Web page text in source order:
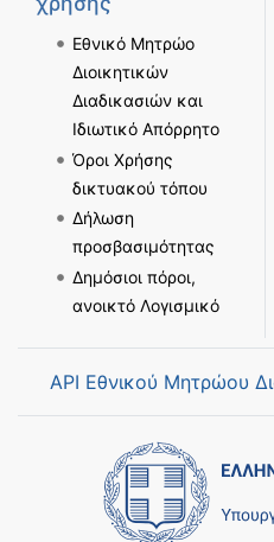
Εθνικό Μητρώο
Διοικητικών
Διαδικασιών και
Ιδιωτικό Απόρρητο
Όροι Χρήσης
δικτυακού τόπου
Δήλωση
προσβασιμότητας
Δημόσιοι πόροι,
ανοικτό Λογισμικό
API Εθνικού Μητρώου